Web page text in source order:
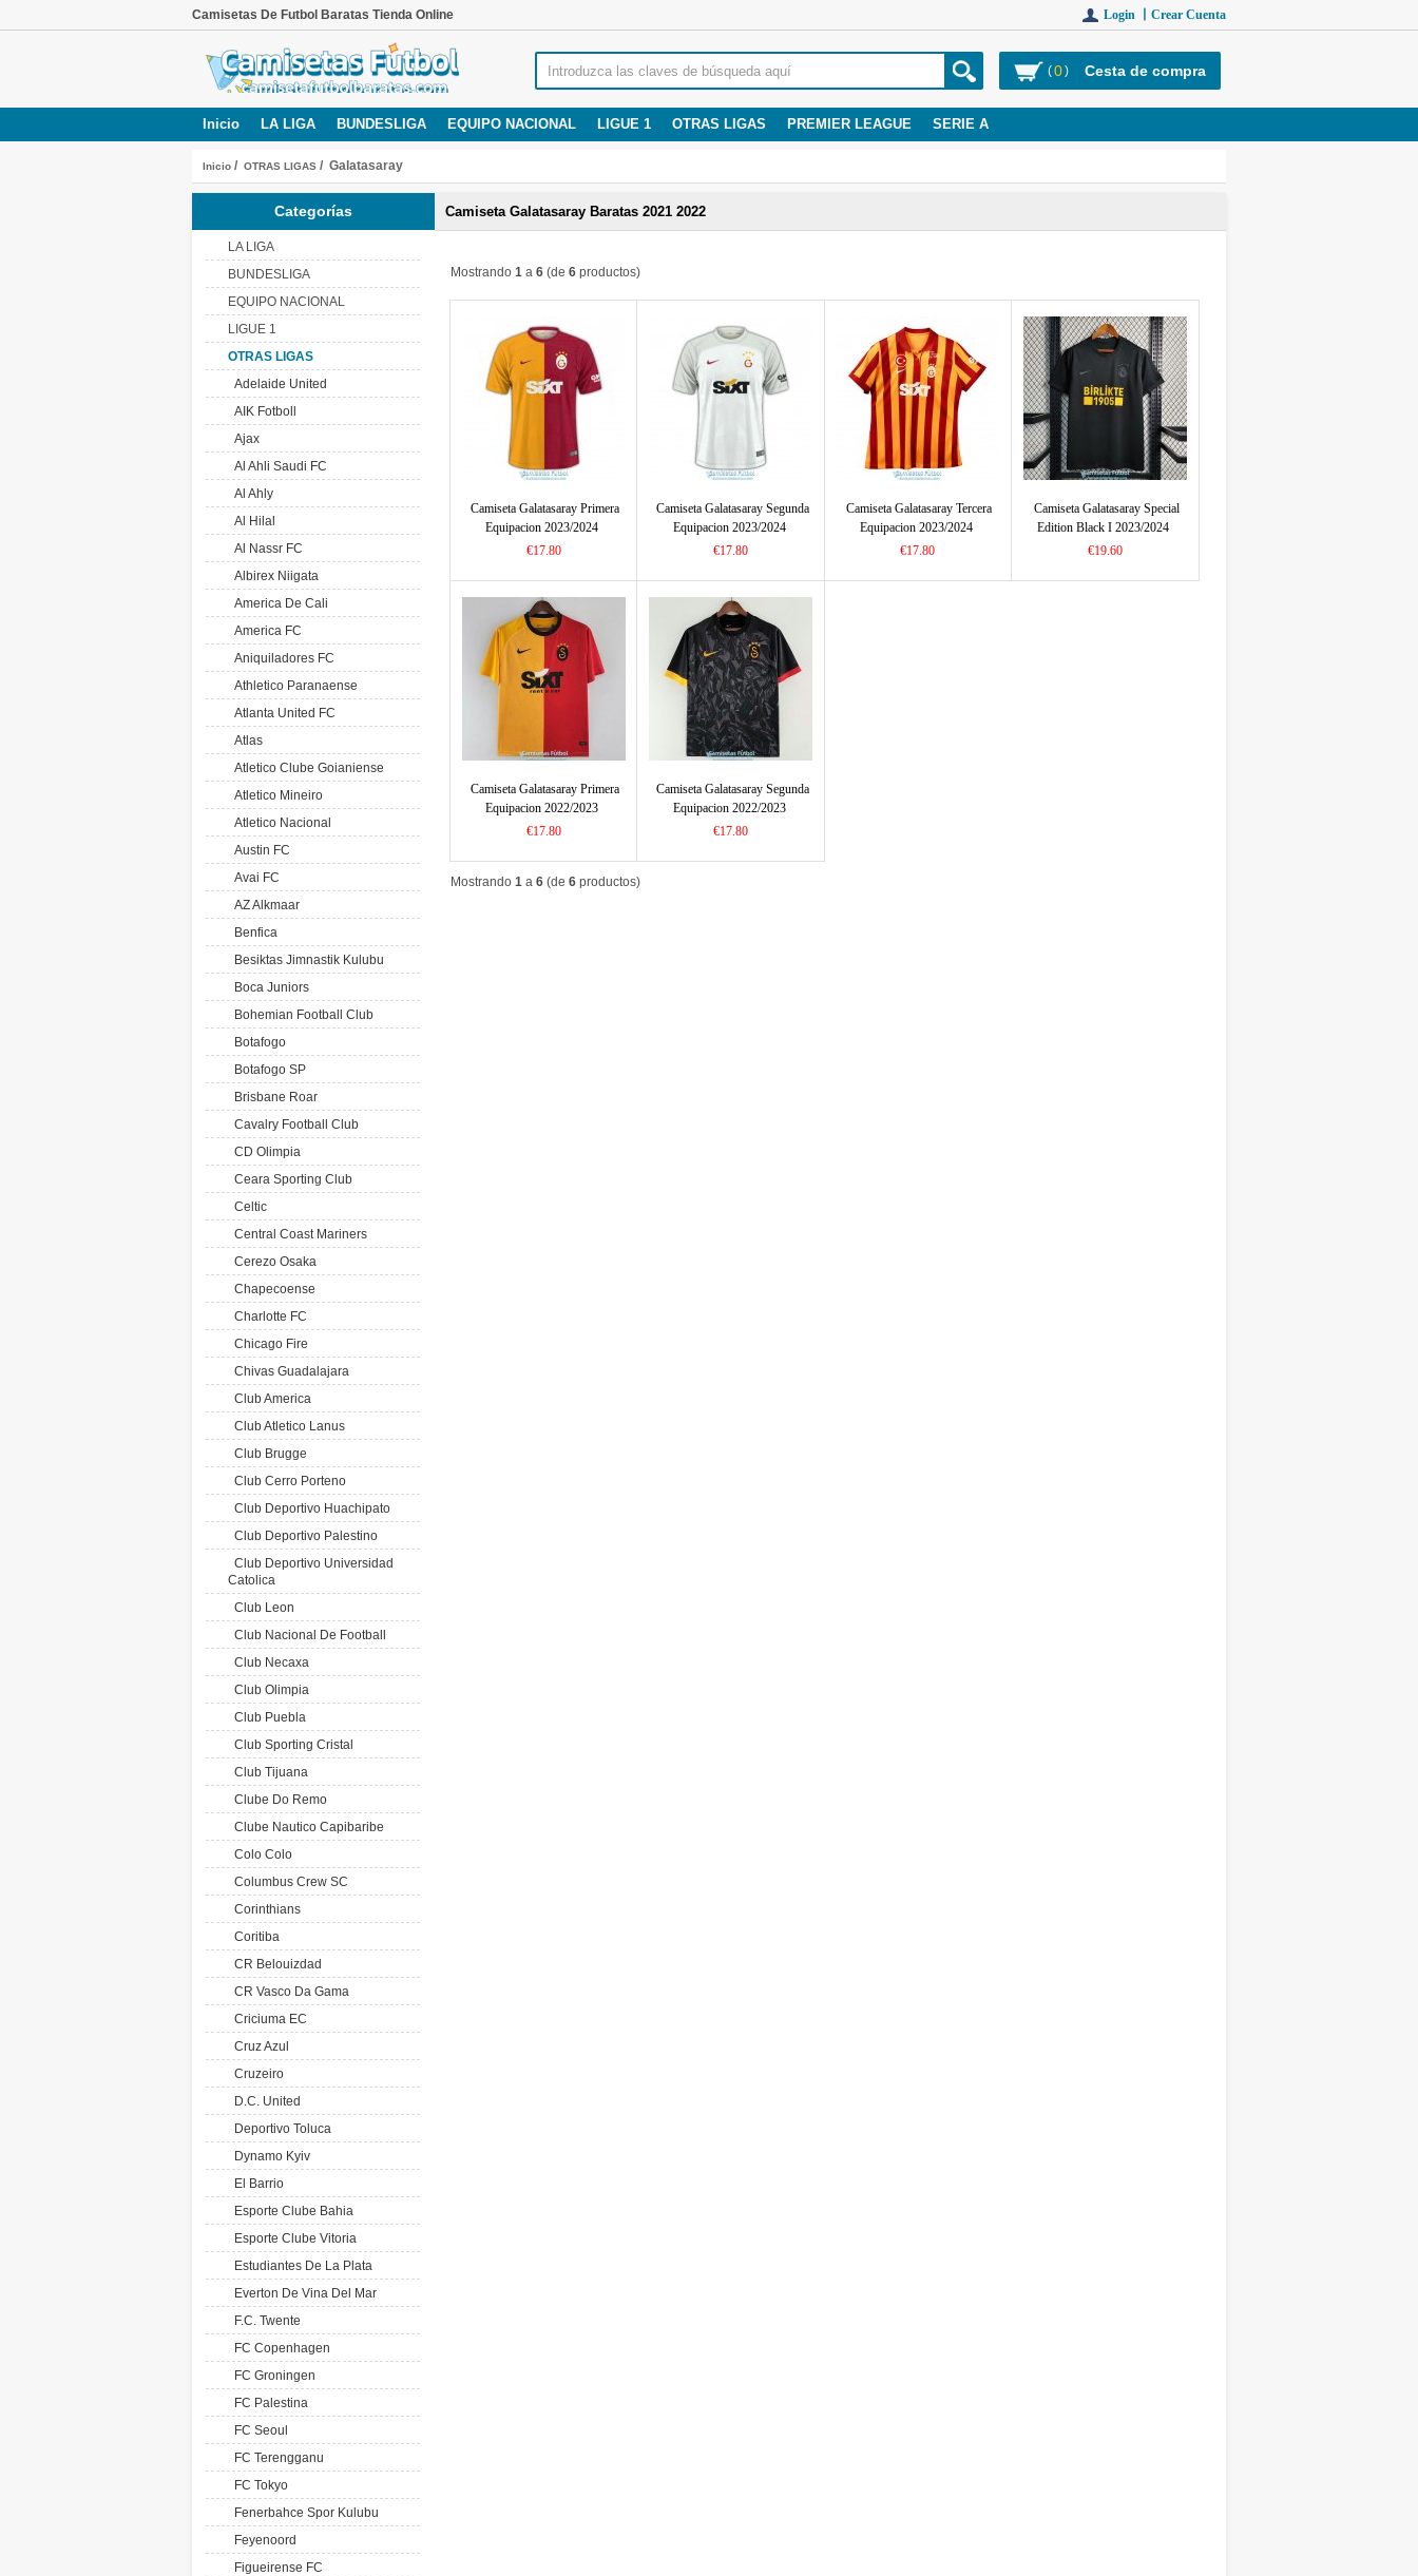
Camisetas De Futbol Baratas Tienda Online Login 丨 Crear Cuenta
(0) Cesta de compra
Inicio LA LIGA BUNDESLIGA EQUIPO NACIONAL LIGUE 1 OTRAS LIGAS PREMIER LEAGUE SERIE A
Inicio / OTRAS LIGAS / Galatasaray
Categorías
LA LIGA
BUNDESLIGA
EQUIPO NACIONAL
LIGUE 1
OTRAS LIGAS
Adelaide United
AIK Fotboll
Ajax
Al Ahli Saudi FC
Al Ahly
Al Hilal
Al Nassr FC
Albirex Niigata
America De Cali
America FC
Aniquiladores FC
Athletico Paranaense
Atlanta United FC
Atlas
Atletico Clube Goianiense
Atletico Mineiro
Atletico Nacional
Austin FC
Avai FC
AZ Alkmaar
Benfica
Besiktas Jimnastik Kulubu
Boca Juniors
Bohemian Football Club
Botafogo
Botafogo SP
Brisbane Roar
Cavalry Football Club
CD Olimpia
Ceara Sporting Club
Celtic
Central Coast Mariners
Cerezo Osaka
Chapecoense
Charlotte FC
Chicago Fire
Chivas Guadalajara
Club America
Club Atletico Lanus
Club Brugge
Club Cerro Porteno
Club Deportivo Huachipato
Club Deportivo Palestino
Club Deportivo Universidad
Catolica
Club Leon
Club Nacional De Football
Club Necaxa
Club Olimpia
Club Puebla
Club Sporting Cristal
Club Tijuana
Clube Do Remo
Clube Nautico Capibaribe
Colo Colo
Columbus Crew SC
Corinthians
Coritiba
CR Belouizdad
CR Vasco Da Gama
Criciuma EC
Cruz Azul
Cruzeiro
D.C. United
Deportivo Toluca
Dynamo Kyiv
El Barrio
Esporte Clube Bahia
Esporte Clube Vitoria
Estudiantes De La Plata
Everton De Vina Del Mar
F.C. Twente
FC Copenhagen
FC Groningen
FC Palestina
FC Seoul
FC Terengganu
FC Tokyo
Fenerbahce Spor Kulubu
Feyenoord
Figueirense FC
Camiseta Galatasaray Baratas 2021 2022
Mostrando 1 a 6 (de 6 productos)
Camiseta Galatasaray Primera
Equipacion 2023/2024
€17.80
Camiseta Galatasaray Segunda
Equipacion 2023/2024
€17.80
Camiseta Galatasaray Tercera
Equipacion 2023/2024
€17.80
Camiseta Galatasaray Special
Edition Black I 2023/2024
€19.60
Camiseta Galatasaray Primera
Equipacion 2022/2023
€17.80
Camiseta Galatasaray Segunda
Equipacion 2022/2023
€17.80
Mostrando 1 a 6 (de 6 productos)